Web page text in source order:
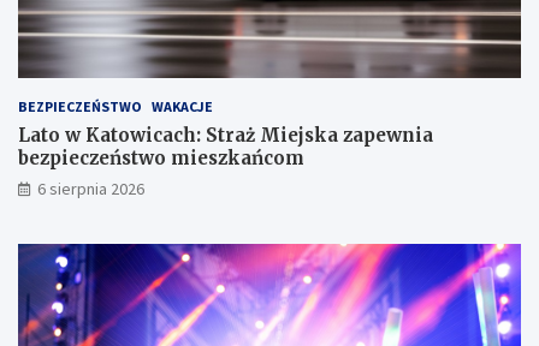
e
T
r
e
c
h
S
w
w
BEZPIECZEŃSTWO WAKACJE
Lato w Katowicach: Straż Miejska zapewnia
bezpieczeństwo mieszkańcom
6 sierpnia 2026